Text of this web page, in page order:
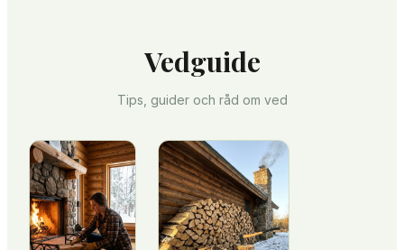
Vedguide
Tips, guider och råd om ved